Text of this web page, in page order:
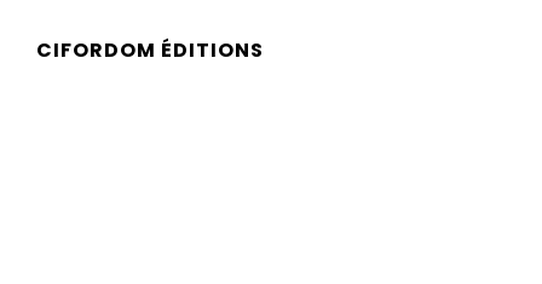
CIFORDOM ÉDITIONS